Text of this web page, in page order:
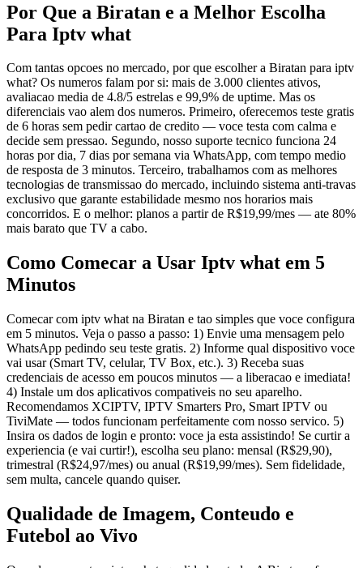
Por Que a Biratan e a Melhor Escolha
Para Iptv what
Com tantas opcoes no mercado, por que escolher a Biratan para iptv
what? Os numeros falam por si: mais de 3.000 clientes ativos,
avaliacao media de 4.8/5 estrelas e 99,9% de uptime. Mas os
diferenciais vao alem dos numeros. Primeiro, oferecemos teste gratis
de 6 horas sem pedir cartao de credito — voce testa com calma e
decide sem pressao. Segundo, nosso suporte tecnico funciona 24
horas por dia, 7 dias por semana via WhatsApp, com tempo medio
de resposta de 3 minutos. Terceiro, trabalhamos com as melhores
tecnologias de transmissao do mercado, incluindo sistema anti-travas
exclusivo que garante estabilidade mesmo nos horarios mais
concorridos. E o melhor: planos a partir de R$19,99/mes — ate 80%
mais barato que TV a cabo.
Como Comecar a Usar Iptv what em 5
Minutos
Comecar com iptv what na Biratan e tao simples que voce configura
em 5 minutos. Veja o passo a passo: 1) Envie uma mensagem pelo
WhatsApp pedindo seu teste gratis. 2) Informe qual dispositivo voce
vai usar (Smart TV, celular, TV Box, etc.). 3) Receba suas
credenciais de acesso em poucos minutos — a liberacao e imediata!
4) Instale um dos aplicativos compativeis no seu aparelho.
Recomendamos XCIPTV, IPTV Smarters Pro, Smart IPTV ou
TiviMate — todos funcionam perfeitamente com nosso servico. 5)
Insira os dados de login e pronto: voce ja esta assistindo! Se curtir a
experiencia (e vai curtir!), escolha seu plano: mensal (R$29,90),
trimestral (R$24,97/mes) ou anual (R$19,99/mes). Sem fidelidade,
sem multa, cancele quando quiser.
Qualidade de Imagem, Conteudo e
Futebol ao Vivo